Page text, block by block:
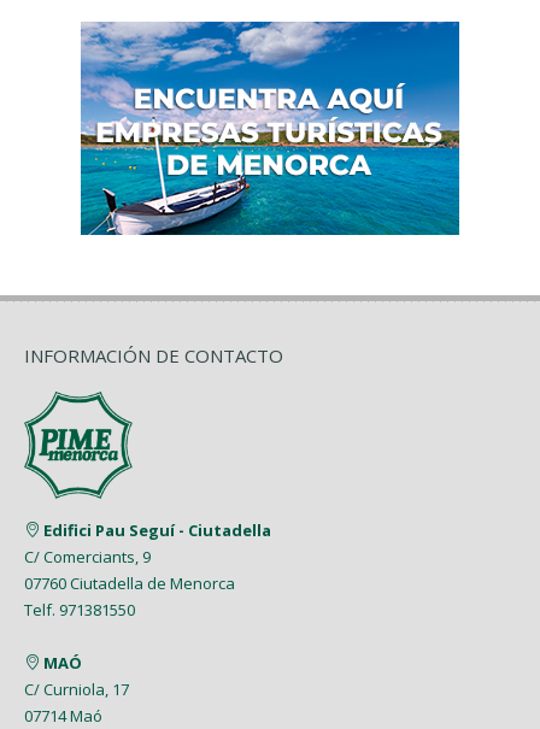
INFORMACIÓN DE CONTACTO
Edifici Pau Seguí - Ciutadella
C/ Comerciants, 9
07760 Ciutadella de Menorca
Telf. 971381550
MAÓ
C/ Curniola, 17
07714 Maó